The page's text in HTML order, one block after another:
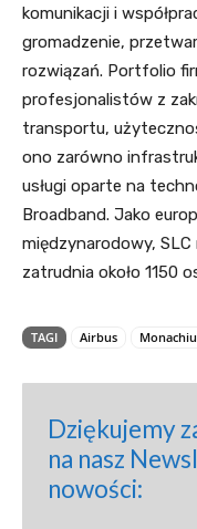
komunikacji i
gromadzenie,
rozwiązań. Portfolio
profesjonalistów z
transportu,
ono zarówno
usługi oparte na
Broadband. Jako
międzynarodowy,
zatrudnia około 1150
TAGI Airbus
Dziękujemy
na nasz
nowości: